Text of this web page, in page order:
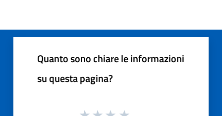
Quanto sono chiare le informazioni
su questa pagina?